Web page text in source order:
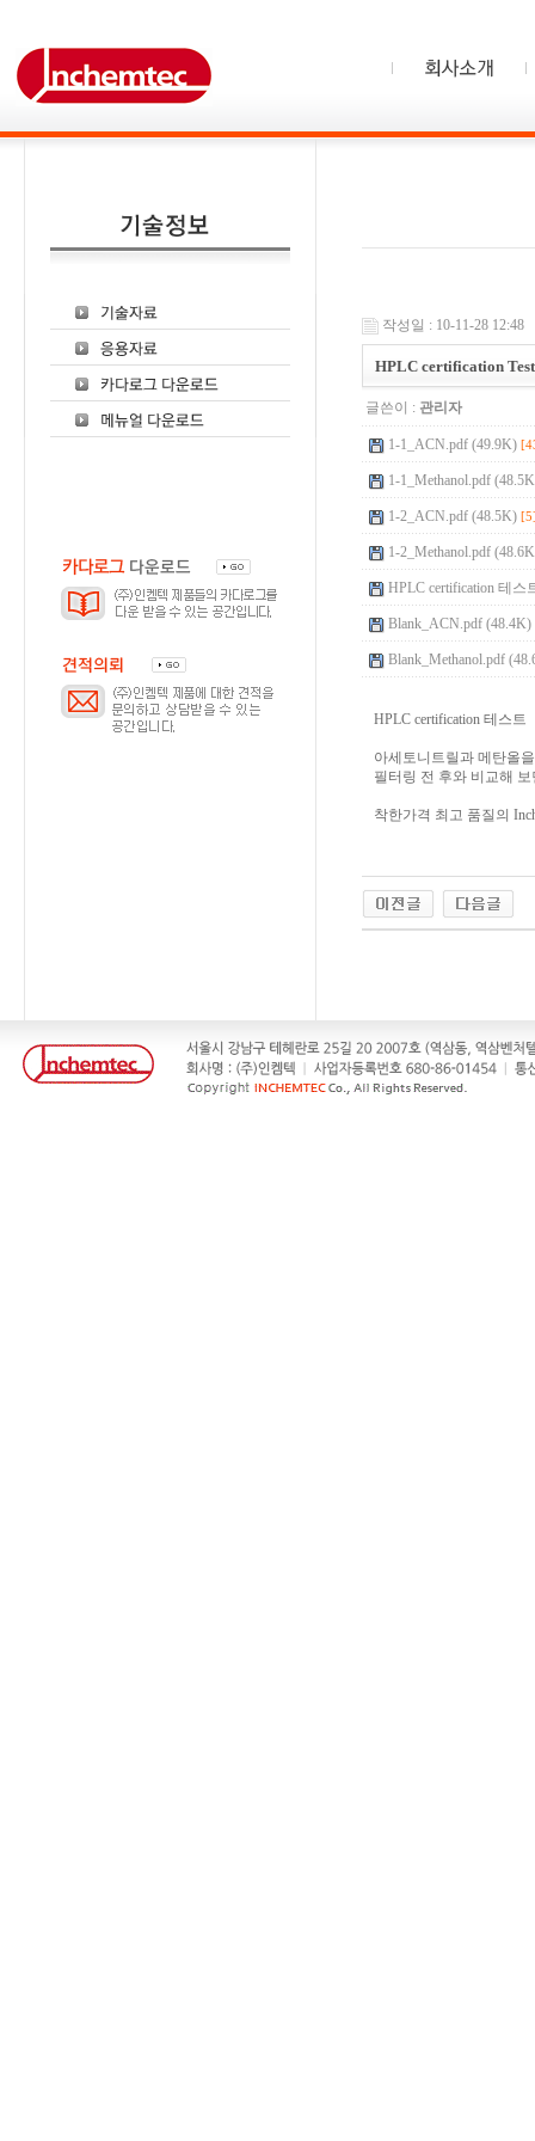
작성일 : 10-11-28 12:48
HPLC certification
글쓴이 : 관리자
1-1_ACN.pdf (49.9K)
1-1_Methanol.pdf
1-2_ACN.pdf (48.5K)
1-2_Methanol.pdf
HPLC certification 테
Blank_ACN.pdf (48.4K)
Blank_Methanol.pdf
HPLC certification 테스
아세토니트릴과 메탄올
필터링 전 후와 비교해
착한가격 최고 품질의